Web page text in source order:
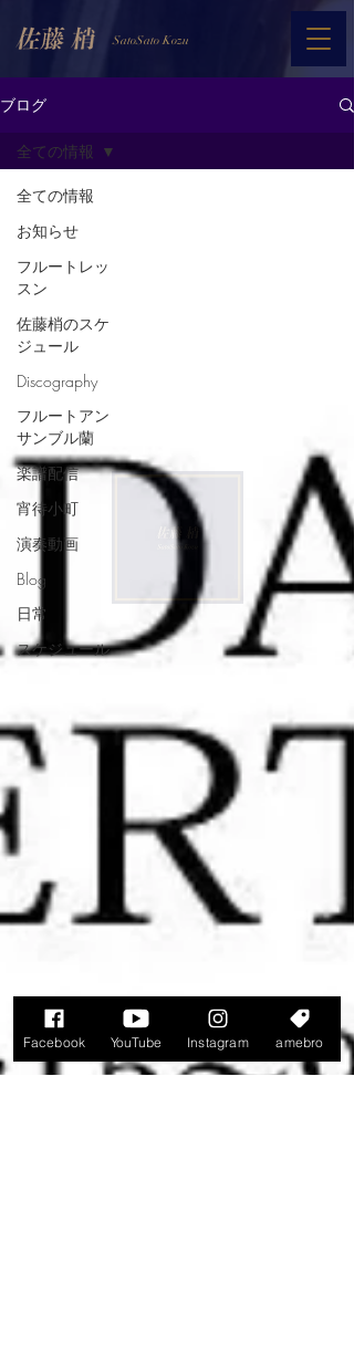
SatoSato Kozu
ブログ
全ての情報
お知らせ
フルートレッ
スン
佐藤梢のスケ
ジュール
Discography
フルートアン
サンブル蘭
楽譜配信
宵待小町
演奏動画
Blog
日常
スケジュール
全ての情報
Facebook YouTube Instagram amebro